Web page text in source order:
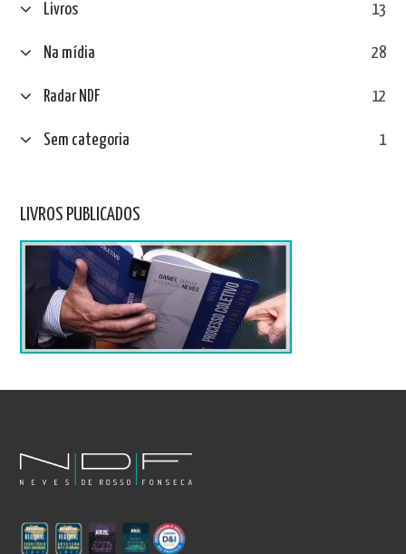
Livros 13
Na mídia 28
Radar NDF 12
Sem categoria 1
LIVROS PUBLICADOS